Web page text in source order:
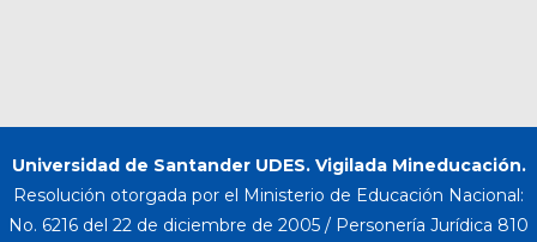
Universidad de Santander UDES. Vigilada Mineducación.
Resolución otorgada por el Ministerio de Educación Nacional:
No. 6216 del 22 de diciembre de 2005 / Personería Jurídica 810